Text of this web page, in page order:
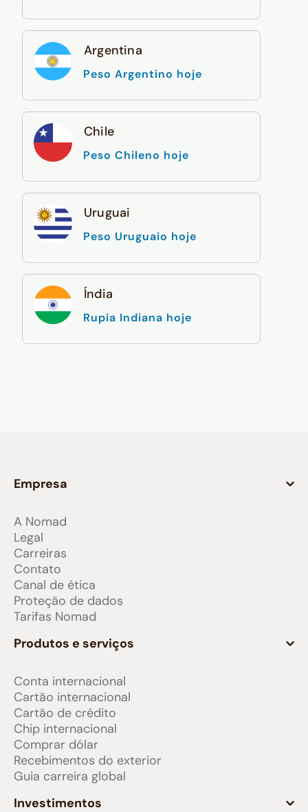
Argentina
Peso Argentino hoje
Chile
Peso Chileno hoje
Uruguai
Peso Uruguaio hoje
Índia
Rupia Indiana hoje
Empresa
A Nomad
Legal
Carreiras
Contato
Canal de ética
Proteção de dados
Tarifas Nomad
Produtos e serviços
Conta internacional
Cartão internacional
Cartão de crédito
Chip internacional
Comprar dólar
Recebimentos do exterior
Guia carreira global
Investimentos